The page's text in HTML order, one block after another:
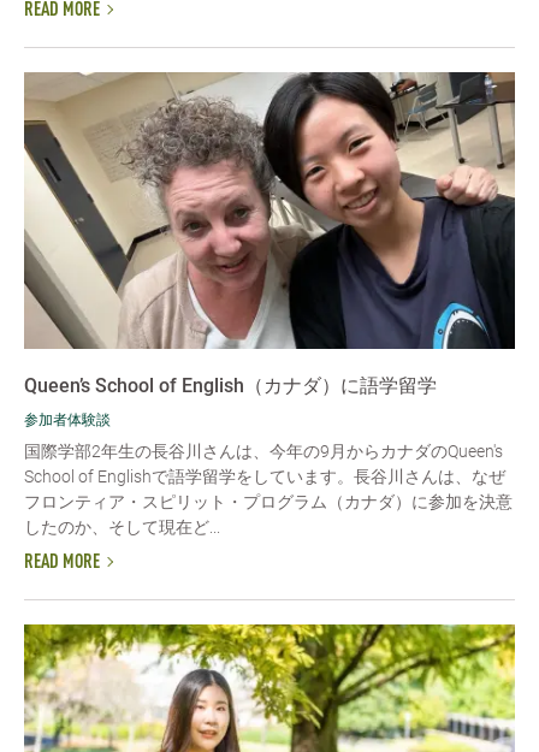
READ MORE
Queen’s School of English（カナダ）に語学留学
参加者体験談
国際学部2年生の長谷川さんは、今年の9月からカナダのQueen's
School of Englishで語学留学をしています。長谷川さんは、なぜ
フロンティア・スピリット・プログラム（カナダ）に参加を決意
したのか、そして現在ど...
READ MORE